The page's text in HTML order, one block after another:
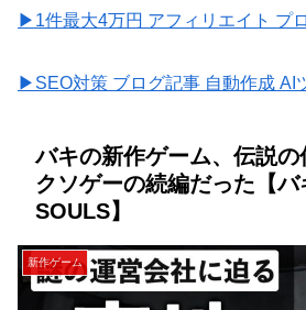
▶1件最大4万円 アフィリエイト プ
▶SEO対策 ブログ記事 自動作成 AI
バキの新作ゲーム、伝説の
クソゲーの続編だった【
SOULS】
新作ゲーム